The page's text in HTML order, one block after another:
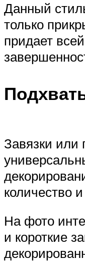
Данный
только
придает
Завязки или
количество
На фото
и короткие